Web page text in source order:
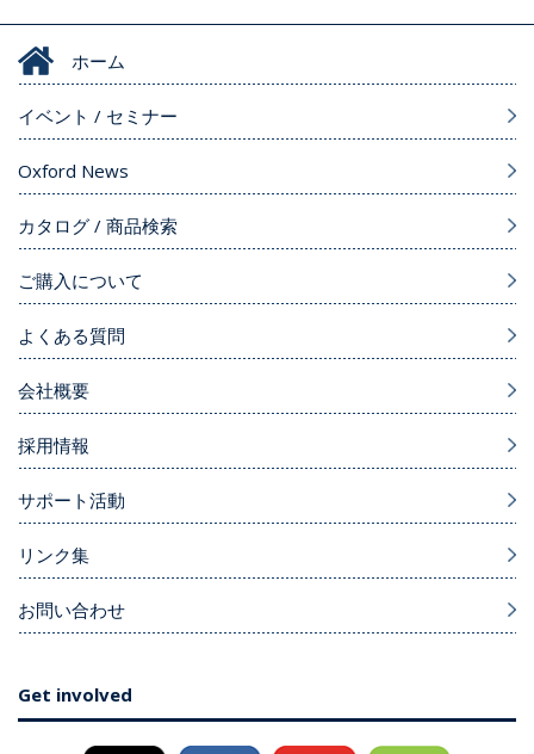
ホーム
イベント / セミナー
Oxford News
カタログ / 商品検索
ご購入について
よくある質問
会社概要
採用情報
サポート活動
リンク集
お問い合わせ
Get involved